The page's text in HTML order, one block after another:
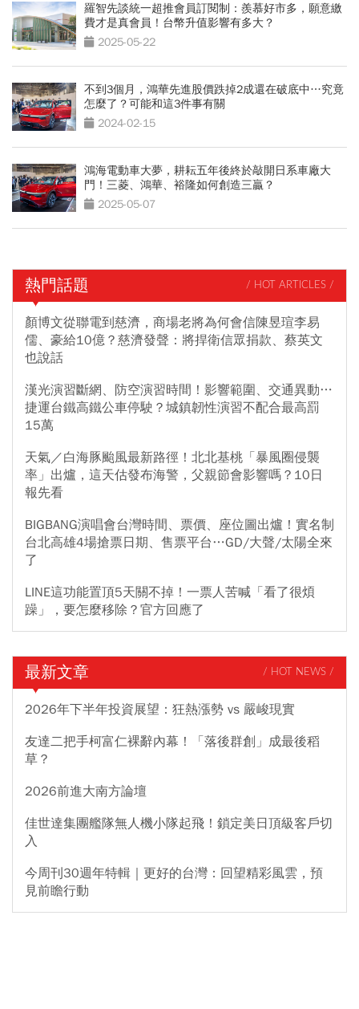
羅智先談統一超推會員訂閱制：羨慕好市多，願意繳
費才是真會員！台幣升值影響有多大？
2025-05-22
不到3個月，鴻華先進股價跌掉2成還在破底中…究竟
怎麼了？可能和這3件事有關
2024-02-15
鴻海電動車大夢，耕耘五年後終於敲開日系車廠大
門！三菱、鴻華、裕隆如何創造三贏？
2025-05-07
熱門話題 / HOT ARTICLES /
顏博文從聯電到慈濟，商場老將為何會信陳昱瑄李易
儒、豪給10億？慈濟發聲：將捍衛信眾捐款、蔡英文
也說話
漢光演習斷網、防空演習時間！影響範圍、交通異動…
捷運台鐵高鐵公車停駛？城鎮韌性演習不配合最高罰
15萬
天氣／白海豚颱風最新路徑！北北基桃「暴風圈侵襲
率」出爐，這天估發布海警，父親節會影響嗎？10日
報先看
BIGBANG演唱會台灣時間、票價、座位圖出爐！實名制
台北高雄4場搶票日期、售票平台…GD/大聲/太陽全來
了
LINE這功能置頂5天關不掉！一票人苦喊「看了很煩
躁」，要怎麼移除？官方回應了
最新文章 / HOT NEWS /
2026年下半年投資展望：狂熱漲勢 vs 嚴峻現實
友達二把手柯富仁裸辭內幕！「落後群創」成最後稻
草？
2026前進大南方論壇
佳世達集團艦隊無人機小隊起飛！鎖定美日頂級客戶切
入
今周刊30週年特輯｜更好的台灣：回望精彩風雲，預
見前瞻行動